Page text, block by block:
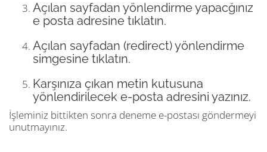
Açılan sayfadan yönlendirme yapacğınız
e posta adresine tıklatın.
Açılan sayfadan (redirect) yönlendirme
simgesine tıklatın.
Karşınıza çıkan metin kutusuna
yönlendirilecek e-posta adresini yazınız.
İşleminiz bittikten sonra deneme e-postası göndermeyi
unutmayınız.